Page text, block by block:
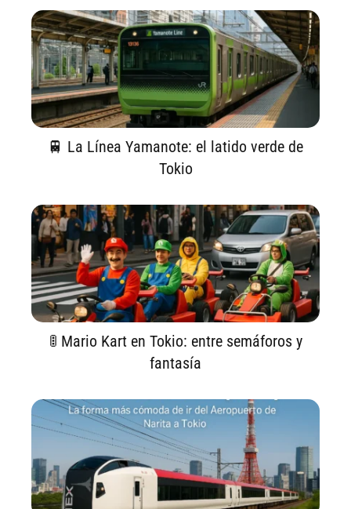
🚆 La Línea Yamanote: el latido verde de
Tokio
🚦 Mario Kart en Tokio: entre semáforos y
fantasía